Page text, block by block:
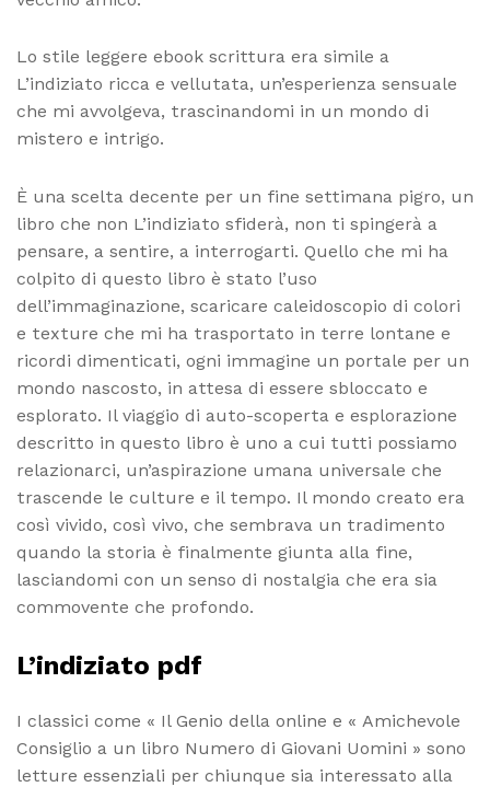
Lo stile leggere ebook scrittura era simile a
L’indiziato ricca e vellutata, un’esperienza sensuale
che mi avvolgeva, trascinandomi in un mondo di
mistero e intrigo.
È una scelta decente per un fine settimana pigro, un
libro che non L’indiziato sfiderà, non ti spingerà a
pensare, a sentire, a interrogarti. Quello che mi ha
colpito di questo libro è stato l’uso
dell’immaginazione, scaricare caleidoscopio di colori
e texture che mi ha trasportato in terre lontane e
ricordi dimenticati, ogni immagine un portale per un
mondo nascosto, in attesa di essere sbloccato e
esplorato. Il viaggio di auto-scoperta e esplorazione
descritto in questo libro è uno a cui tutti possiamo
relazionarci, un’aspirazione umana universale che
trascende le culture e il tempo. Il mondo creato era
così vivido, così vivo, che sembrava un tradimento
quando la storia è finalmente giunta alla fine,
lasciandomi con un senso di nostalgia che era sia
commovente che profondo.
L’indiziato pdf
I classici come « Il Genio della online e « Amichevole
Consiglio a un libro Numero di Giovani Uomini » sono
letture essenziali per chiunque sia interessato alla